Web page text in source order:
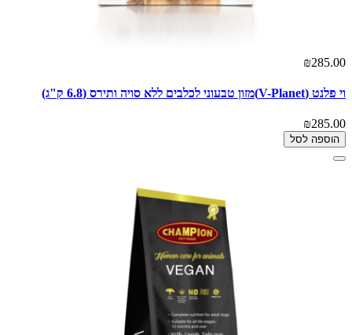
₪285.00
וי פלנט (V-Planet)מזון טבעוני לכלבים ללא סויה ותירס (6.8 ק"ג)
₪285.00
הוספה לסל